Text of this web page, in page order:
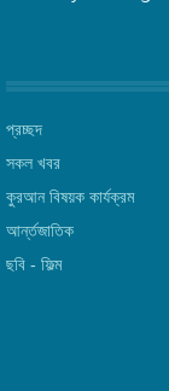
প্রচ্ছদ
সকল খবর
কুরআন বিষয়ক কার্যক্রম
আর্ন্তজাতিক
ছবি‎ - ফিল্ম